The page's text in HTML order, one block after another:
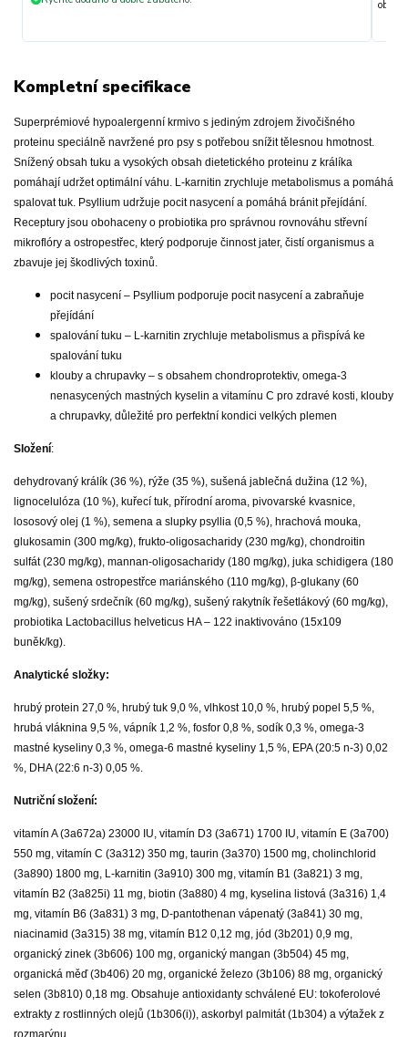
Kompletní specifikace
Superprémiové hypoalergenní krmivo s jediným zdrojem živočišného
proteinu speciálně navržené pro psy s potřebou snížit tělesnou hmotnost.
Snížený obsah tuku a vysokých obsah dietetického proteinu z králíka
pomáhají udržet optimální váhu. L-karnitin zrychluje metabolismus a pomáhá
spalovat tuk. Psyllium udržuje pocit nasycení a pomáhá bránit přejídání.
Receptury jsou obohaceny o probiotika pro správnou rovnováhu střevní
mikroflóry a ostropestřec, který podporuje činnost jater, čistí organismus a
zbavuje jej škodlivých toxinů.
pocit nasycení – Psyllium podporuje pocit nasycení a zabraňuje
přejídání
spalování tuku – L-karnitin zrychluje metabolismus a přispívá ke
spalování tuku
klouby a chrupavky – s obsahem chondroprotektiv, omega-3
nenasycených mastných kyselin a vitamínu C pro zdravé kosti, klouby
a chrupavky, důležité pro perfektní kondici velkých plemen
Složení:
dehydrovaný králík (36 %), rýže (35 %), sušená jablečná dužina (12 %),
lignocelulóza (10 %), kuřecí tuk, přírodní aroma, pivovarské kvasnice,
lososový olej (1 %), semena a slupky psyllia (0,5 %), hrachová mouka,
glukosamin (300 mg/kg), frukto-oligosacharidy (230 mg/kg), chondroitin
sulfát (230 mg/kg), mannan-oligosacharidy (180 mg/kg), juka schidigera (180
mg/kg), semena ostropestřce mariánského (110 mg/kg), β-glukany (60
mg/kg), sušený srdečník (60 mg/kg), sušený rakytník řešetlákový (60 mg/kg),
probiotika Lactobacillus helveticus HA – 122 inaktivováno (15x109
buněk/kg).
Analytické složky:
hrubý protein 27,0 %, hrubý tuk 9,0 %, vlhkost 10,0 %, hrubý popel 5,5 %,
hrubá vláknina 9,5 %, vápník 1,2 %, fosfor 0,8 %, sodík 0,3 %, omega-3
mastné kyseliny 0,3 %, omega-6 mastné kyseliny 1,5 %, EPA (20:5 n-3) 0,02
%, DHA (22:6 n-3) 0,05 %.
Nutriční složení:
vitamín A (3a672a) 23000 IU, vitamín D3 (3a671) 1700 IU, vitamín E (3a700)
550 mg, vitamín C (3a312) 350 mg, taurin (3a370) 1500 mg, cholinchlorid
(3a890) 1800 mg, L-karnitin (3a910) 300 mg, vitamín B1 (3a821) 3 mg,
vitamín B2 (3a825i) 11 mg, biotin (3a880) 4 mg, kyselina listová (3a316) 1,4
mg, vitamín B6 (3a831) 3 mg, D-pantothenan vápenatý (3a841) 30 mg,
niacinamid (3a315) 38 mg, vitamín B12 0,12 mg, jód (3b201) 0,9 mg,
organický zinek (3b606) 100 mg, organický mangan (3b504) 45 mg,
organická měď (3b406) 20 mg, organické železo (3b106) 88 mg, organický
selen (3b810) 0,18 mg. Obsahuje antioxidanty schválené EU: tokoferolové
extrakty z rostlinných olejů (1b306(i)), askorbyl palmitát (1b304) a výtažek z